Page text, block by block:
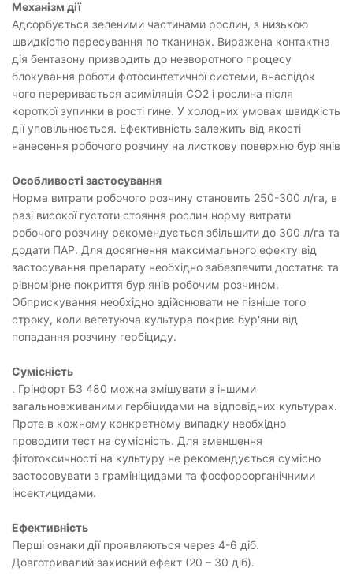
Механізм дії
Адсорбується зеленими частинами рослин, з низькою
швидкістю пересування по тканинах. Виражена контактна
дія бентазону призводить до незворотного процесу
блокування роботи фотосинтетичної системи, внаслідок
чого переривається асиміляція СО2 і рослина після
короткої зупинки в рості гине. У холодних умовах швидкість
дії уповільнюється. Ефективність залежить від якості
нанесення робочого розчину на листкову поверхню бур'янів
Особливості застосування
Норма витрати робочого розчину становить 250-300 л/га, в
разі високої густоти стояння рослин норму витрати
робочого розчину рекомендується збільшити до 300 л/га та
додати ПАР. Для досягнення максимального ефекту від
застосування препарату необхідно забезпечити достатнє та
рівномірне покриття бур'янів робочим розчином.
Обприскування необхідно здійснювати не пізніше того
строку, коли вегетуюча культура покриє бур'яни від
попадання розчину гербіциду.
Сумісність
. Грінфорт БЗ 480 можна змішувати з іншими
загальновживаними гербіцидами на відповідних культурах.
Проте в кожному конкретному випадку необхідно
проводити тест на сумісність. Для зменшення
фітотоксичності на культуру не рекомендується сумісно
застосовувати з грамініцидами та фосфороорганічними
інсектицидами.
Ефективність
Перші ознаки дії проявляються через 4-6 діб.
Довготривалий захисний ефект (20 – 30 діб).